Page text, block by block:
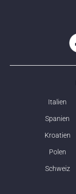
Italien
Spanien
Kroatien
Polen
Schweiz